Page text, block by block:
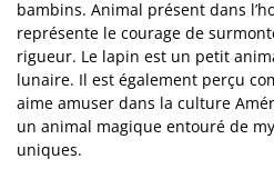
bambins. Animal présent dans
représente le courage de
rigueur. Le lapin est un petit
lunaire. Il est également perçu
aime amuser dans la culture
un animal magique entouré de
uniques.